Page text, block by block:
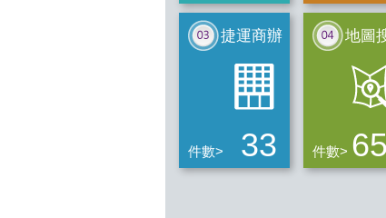
捷運商辦
件數> 33
地圖
件數>